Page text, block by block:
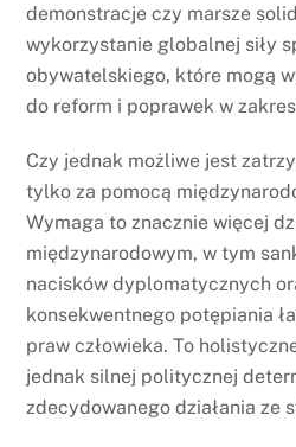
demonstracje czy marsze
wykorzystanie globalnej siły
obywatelskiego, które mogą
do reform i poprawek w
Czy jednak możliwe jest
tylko za pomocą
Wymaga to znacznie więcej
międzynarodowym, w tym
nacisków dyplomatycznych
konsekwentnego potępiania
praw człowieka. To
jednak silnej politycznej
zdecydowanego działania ze